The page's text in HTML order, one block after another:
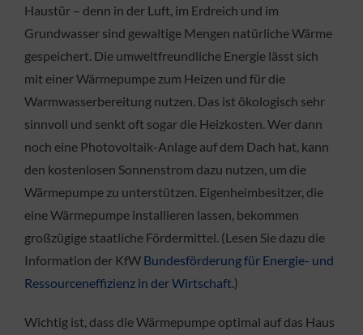
Haustür – denn in der Luft, im Erdreich und im
Grundwasser sind gewaltige Mengen natürliche Wärme
gespeichert. Die umweltfreundliche Energie lässt sich
mit einer Wärmepumpe zum Heizen und für die
Warmwasserbereitung nutzen. Das ist ökologisch sehr
sinnvoll und senkt oft sogar die Heizkosten. Wer dann
noch eine Photovoltaik-Anlage auf dem Dach hat, kann
den kostenlosen Sonnenstrom dazu nutzen, um die
Wärmepumpe zu unterstützen. Eigenheimbesitzer, die
eine Wärmepumpe installieren lassen, bekommen
großzügige staatliche Fördermittel. (Lesen Sie dazu die
Information der KfW Bundesförderung für Energie- und
Ressourceneffizienz in der Wirtschaft.)
Wichtig ist, dass die Wärmepumpe optimal auf das Haus